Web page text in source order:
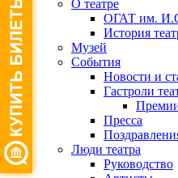
О театре
ОГАТ им.
История
Музей
События
Новости и
Гастроли
Пресса
Люди театра
Руководство